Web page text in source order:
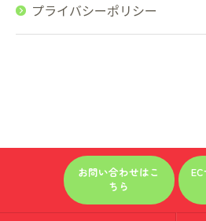
プライバシーポリシー
お問い合わせはこ
ちら